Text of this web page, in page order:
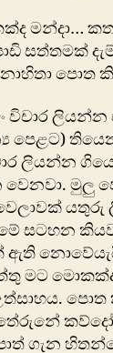
මන්දා…
සත්තමක්
පොත
විචාර
පෙළට)
ලියන්න
මුලු
මේ සටහන
මට
පොත
ගැන